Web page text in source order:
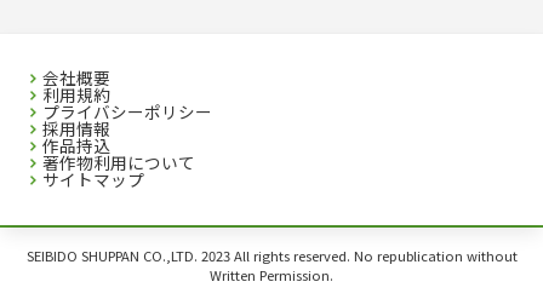
会社概要
利用規約
プライバシーポリシー
採用情報
作品持込
著作物利用について
サイトマップ
SEIBIDO SHUPPAN CO.,LTD. 2023 All rights reserved. No republication without
Written Permission.